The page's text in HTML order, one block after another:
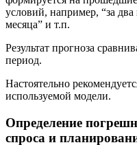
условий, например, “за два
месяца” и т.п.
Результат прогноза
период.
Настоятельно
используемой модели.
Определение
спроса и